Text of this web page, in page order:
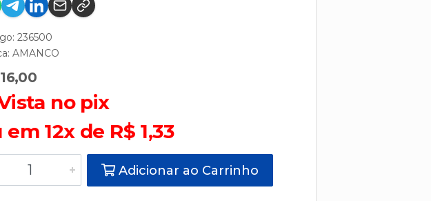
236500
AMANCO
no pix
em 12x de R$ 1,33
Adicionar ao Carrinho